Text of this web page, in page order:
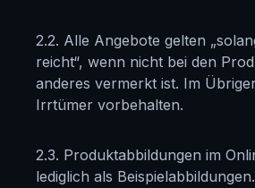
2.2. Alle Angebote gelten
reicht“, wenn nicht bei den
anderes vermerkt ist. Im
Irrtümer vorbehalten.
2.3. Produktabbildungen im
lediglich als